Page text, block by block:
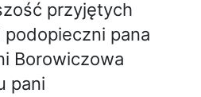
przyjętych
pana
Borowiczowa
pani